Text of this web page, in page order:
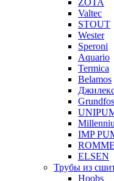
ZOTA
Valtec
STOUT
Wester
Speroni
Aquario
Termica
Belamos
Grundfos
IMP
ELSEN
Трубы из
Hoobs